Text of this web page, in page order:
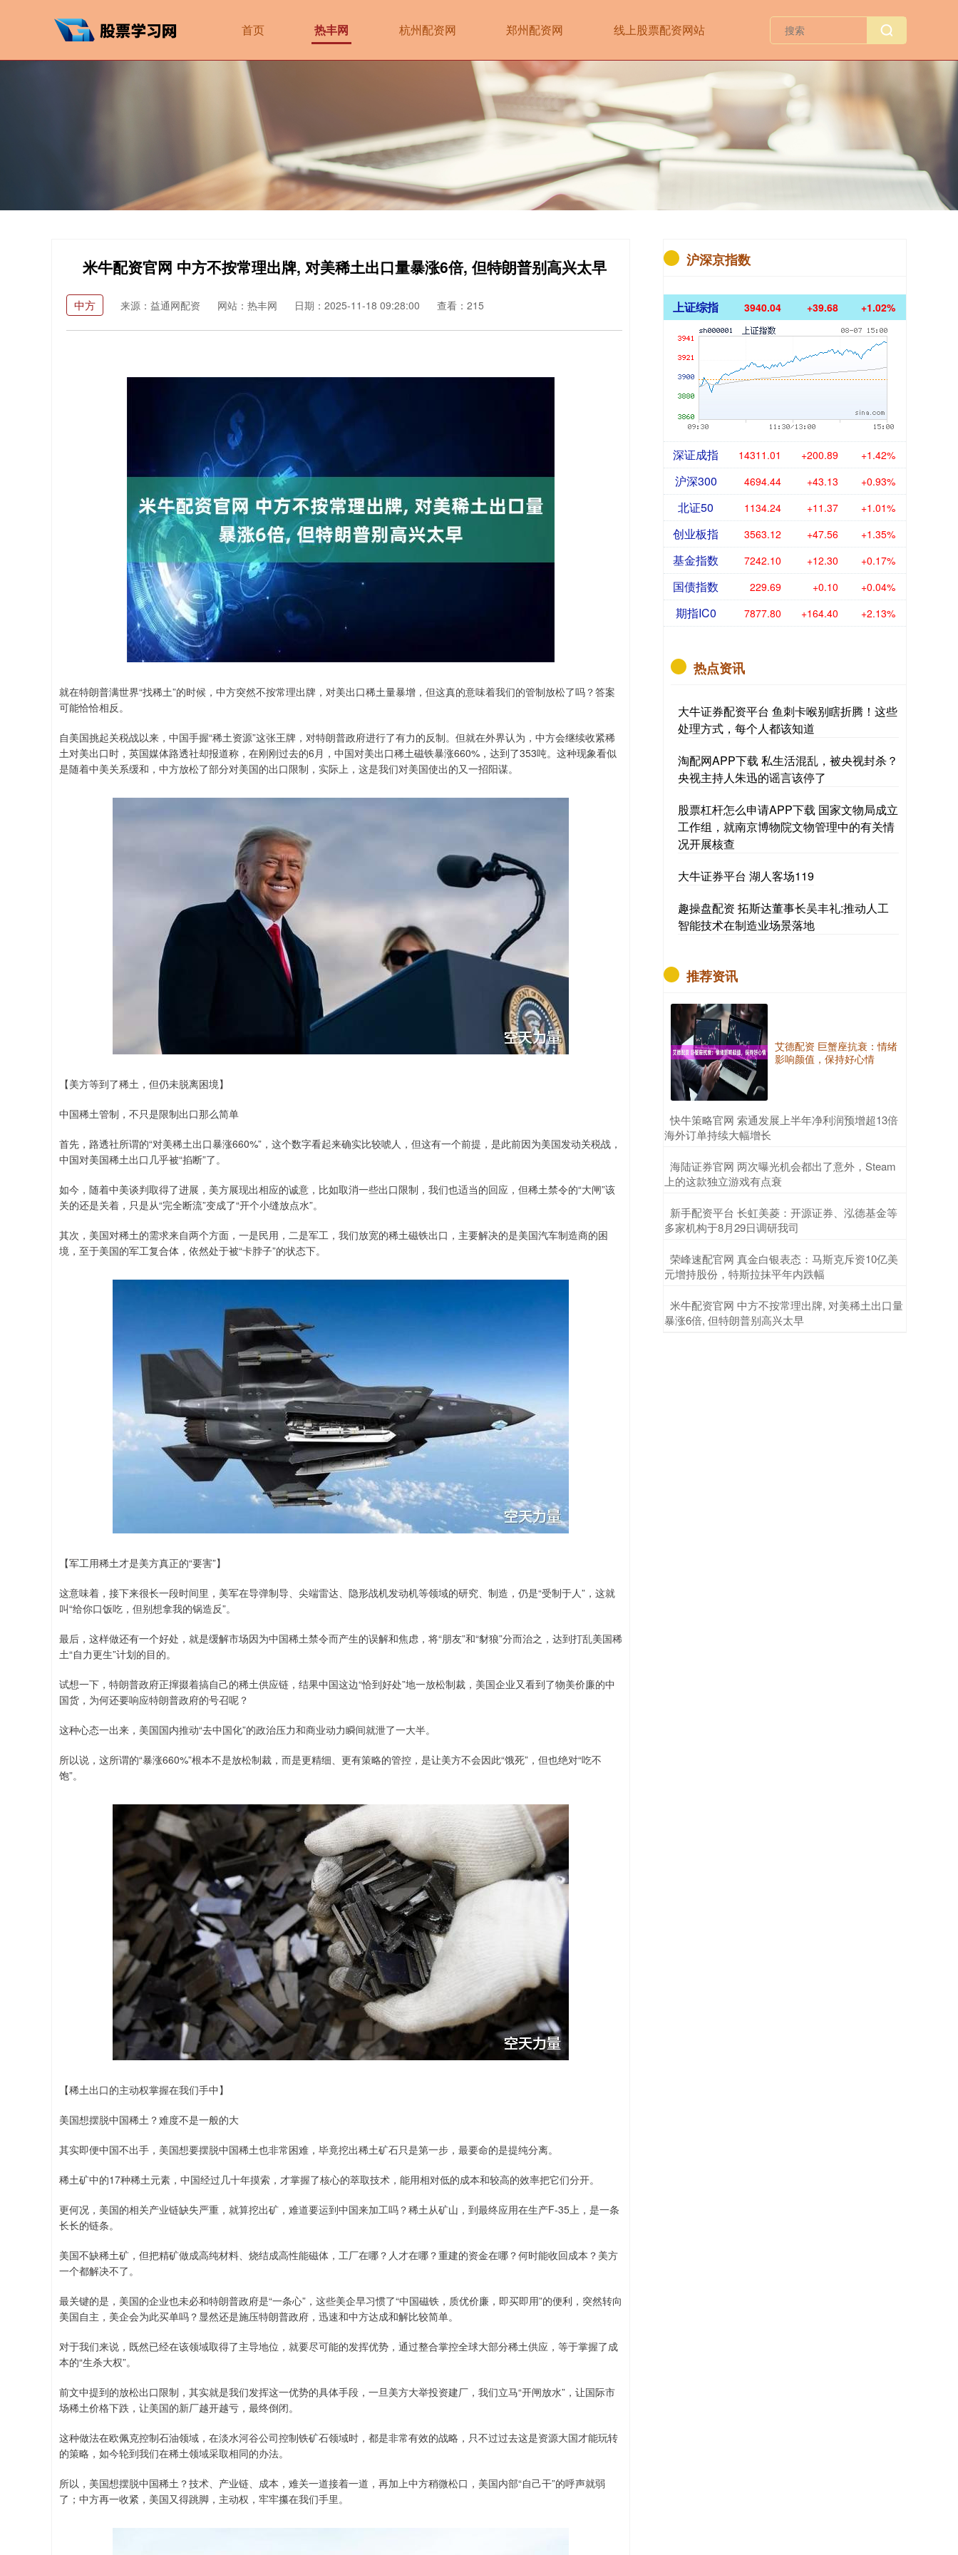
首页 热丰网 杭州配资网 郑州配资网 线上股票配资网站
米牛配资官网 中方不按常理出牌, 对美稀土出口量暴涨6倍, 但特朗普别高兴太早
中方 来源：益通网配资 网站：热丰网 日期：2025-11-18 09:28:00 查看：215
就在特朗普满世界“找稀土”的时候，中方突然不按常理出牌，对美出口稀土量暴增，但这真的意味着我们的管制放松了吗？答案
可能恰恰相反。
自美国挑起关税战以来，中国手握“稀土资源”这张王牌，对特朗普政府进行了有力的反制。但就在外界认为，中方会继续收紧稀
土对美出口时，英国媒体路透社却报道称，在刚刚过去的6月，中国对美出口稀土磁铁暴涨660%，达到了353吨。这种现象看似
是随着中美关系缓和，中方放松了部分对美国的出口限制，实际上，这是我们对美国使出的又一招阳谋。
【美方等到了稀土，但仍未脱离困境】
中国稀土管制，不只是限制出口那么简单
首先，路透社所谓的“对美稀土出口暴涨660%”，这个数字看起来确实比较唬人，但这有一个前提，是此前因为美国发动关税战，
中国对美国稀土出口几乎被“掐断”了。
如今，随着中美谈判取得了进展，美方展现出相应的诚意，比如取消一些出口限制，我们也适当的回应，但稀土禁令的“大闸”该
关的还是关着，只是从“完全断流”变成了“开个小缝放点水”。
其次，美国对稀土的需求来自两个方面，一是民用，二是军工，我们放宽的稀土磁铁出口，主要解决的是美国汽车制造商的困
境，至于美国的军工复合体，依然处于被“卡脖子”的状态下。
【军工用稀土才是美方真正的“要害”】
这意味着，接下来很长一段时间里，美军在导弹制导、尖端雷达、隐形战机发动机等领域的研究、制造，仍是“受制于人”，这就
叫“给你口饭吃，但别想拿我的锅造反”。
最后，这样做还有一个好处，就是缓解市场因为中国稀土禁令而产生的误解和焦虑，将“朋友”和“豺狼”分而治之，达到打乱美国稀
土“自力更生”计划的目的。
试想一下，特朗普政府正撺掇着搞自己的稀土供应链，结果中国这边“恰到好处”地一放松制裁，美国企业又看到了物美价廉的中
国货，为何还要响应特朗普政府的号召呢？
这种心态一出来，美国国内推动“去中国化”的政治压力和商业动力瞬间就泄了一大半。
所以说，这所谓的“暴涨660%”根本不是放松制裁，而是更精细、更有策略的管控，是让美方不会因此“饿死”，但也绝对“吃不
饱”。
【稀土出口的主动权掌握在我们手中】
美国想摆脱中国稀土？难度不是一般的大
其实即便中国不出手，美国想要摆脱中国稀土也非常困难，毕竟挖出稀土矿石只是第一步，最要命的是提纯分离。
稀土矿中的17种稀土元素，中国经过几十年摸索，才掌握了核心的萃取技术，能用相对低的成本和较高的效率把它们分开。
更何况，美国的相关产业链缺失严重，就算挖出矿，难道要运到中国来加工吗？稀土从矿山，到最终应用在生产F-35上，是一条
长长的链条。
美国不缺稀土矿，但把精矿做成高纯材料、烧结成高性能磁体，工厂在哪？人才在哪？重建的资金在哪？何时能收回成本？美方
一个都解决不了。
最关键的是，美国的企业也未必和特朗普政府是“一条心”，这些美企早习惯了“中国磁铁，质优价廉，即买即用”的便利，突然转向
美国自主，美企会为此买单吗？显然还是施压特朗普政府，迅速和中方达成和解比较简单。
对于我们来说，既然已经在该领域取得了主导地位，就要尽可能的发挥优势，通过整合掌控全球大部分稀土供应，等于掌握了成
本的“生杀大权”。
前文中提到的放松出口限制，其实就是我们发挥这一优势的具体手段，一旦美方大举投资建厂，我们立马“开闸放水”，让国际市
场稀土价格下跌，让美国的新厂越开越亏，最终倒闭。
这种做法在欧佩克控制石油领域，在淡水河谷公司控制铁矿石领域时，都是非常有效的战略，只不过过去这是资源大国才能玩转
的策略，如今轮到我们在稀土领域采取相同的办法。
所以，美国想摆脱中国稀土？技术、产业链、成本，难关一道接着一道，再加上中方稍微松口，美国内部“自己干”的呼声就弱
了；中方再一收紧，美国又得跳脚，主动权，牢牢攥在我们手里。
沪深京指数
上证综指 3940.04 +39.68 +1.02%
深证成指 14311.01 +200.89 +1.42%
沪深300 4694.44 +43.13 +0.93%
北证50 1134.24 +11.37 +1.01%
创业板指 3563.12 +47.56 +1.35%
基金指数 7242.10 +12.30 +0.17%
国债指数 229.69 +0.10 +0.04%
期指IC0 7877.80 +164.40 +2.13%
热点资讯
大牛证券配资平台 鱼刺卡喉别瞎折腾！这些
处理方式，每个人都该知道
淘配网APP下载 私生活混乱，被央视封杀？
央视主持人朱迅的谣言该停了
股票杠杆怎么申请APP下载 国家文物局成立
工作组，就南京博物院文物管理中的有关情
况开展核查
大牛证券平台 湖人客场119
趣操盘配资 拓斯达董事长吴丰礼:推动人工
智能技术在制造业场景落地
推荐资讯
艾德配资 巨蟹座抗衰：情绪
影响颜值，保持好心情
​快牛策略官网 索通发展上半年净利润预增超13倍
海外订单持续大幅增长
​海陆证券官网 两次曝光机会都出了意外，Steam
上的这款独立游戏有点衰
​新手配资平台 长虹美菱：开源证券、泓德基金等
多家机构于8月29日调研我司
​荣峰速配官网 真金白银表态：马斯克斥资10亿美
元增持股份，特斯拉抹平年内跌幅
​米牛配资官网 中方不按常理出牌, 对美稀土出口量
暴涨6倍, 但特朗普别高兴太早